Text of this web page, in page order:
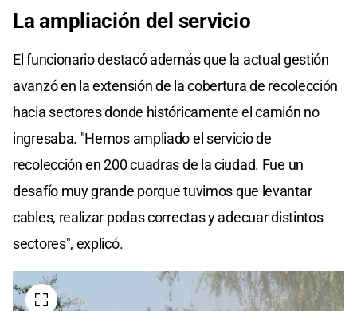
La ampliación del servicio
El funcionario destacó además que la actual gestión
avanzó en la extensión de la cobertura de recolección
hacia sectores donde históricamente el camión no
ingresaba. "Hemos ampliado el servicio de
recolección en 200 cuadras de la ciudad. Fue un
desafío muy grande porque tuvimos que levantar
cables, realizar podas correctas y adecuar distintos
sectores", explicó.